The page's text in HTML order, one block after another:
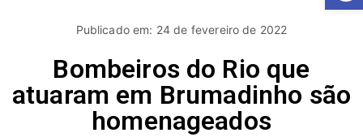
Publicado em: 24 de fevereiro de 2022
Bombeiros do Rio que
atuaram em Brumadinho são
homenageados